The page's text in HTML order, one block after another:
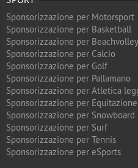
Sponsorizzazione per Motorsport
Sponsorizzazione per Basketball
Sponsorizzazione per
Sponsorizzazione per Calcio
Sponsorizzazione per Golf
Sponsorizzazione per Pallamano
Sponsorizzazione per Atletica
Sponsorizzazione per Equitazione
Sponsorizzazione per Snowboard
Sponsorizzazione per Surf
Sponsorizzazione per Tennis
Sponsorizzazione per eSports